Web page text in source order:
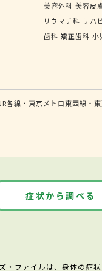
美容外科 美容皮
リウマチ科 リハ
歯科 矯正歯科 小
各線・東京メトロ東西線・
症状から調べる
・ファイルは、身体の症